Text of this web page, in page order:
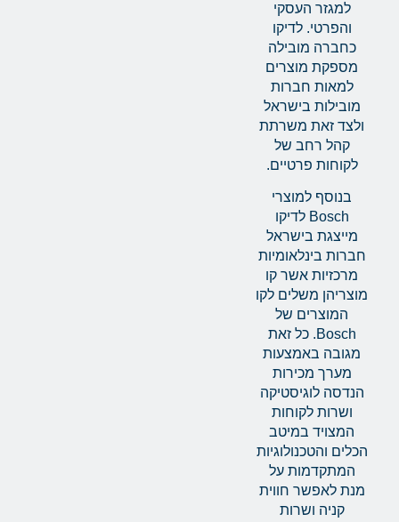
למגזר העסקי
והפרטי. לדיקו
כחברה מובילה
מספקת מוצרים
למאות חברות
מובילות בישראל
ולצד זאת משרתת
קהל רחב של
לקוחות פרטיים.
בנוסף למוצרי
Bosch לדיקו
מייצגת בישראל
חברות בינלאומיות
מרכזיות אשר קו
מוצריהן משלים לקו
המוצרים של
Bosch. כל זאת
מגובה באמצעות
מערך מכירות
הנדסה לוגיסטיקה
ושרות לקוחות
המצויד במיטב
הכלים והטכנולוגיות
המתקדמות על
מנת לאפשר חווית
קניה ושרות